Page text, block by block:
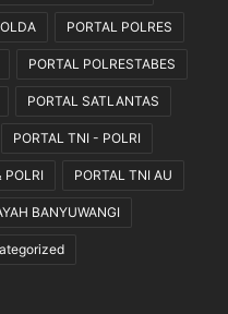
PORTAL POLRES
PORTAL POLRESTABES
PORTAL SATLANTAS
PORTAL TNI - POLRI
POLRI PORTAL TNI AU
BANYUWANGI